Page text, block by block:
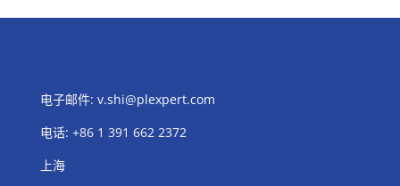
电子邮件: v.shi@plexpert.com
电话: +86 1 391 662 2372
上海